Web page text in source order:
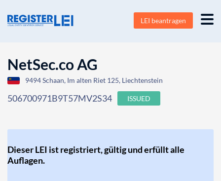
LEI beantragen
NetSec.co AG
9494 Schaan, Im alten Riet 125, Liechtenstein
506700971B9T57MV2S34 ISSUED
Dieser LEI ist registriert, gültig und erfüllt alle
Auflagen.